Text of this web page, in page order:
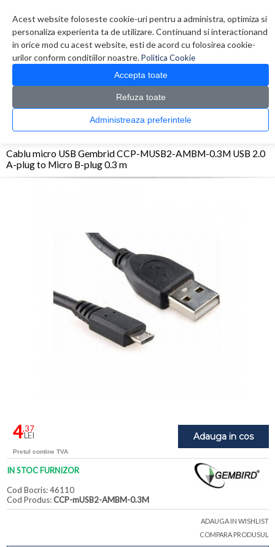
Acest website foloseste cookie-uri pentru a administra, optimiza si
personaliza experienta ta de utilizare. Continuand si interactionand
in orice mod cu acest website, esti de acord cu folosirea cookie-
urilor conform conditiilor noastre.Politica Cookie
Accepta toate
Refuza toate
Administreaza preferintele
0 produs(e)
CATALOG PRODUSE
> Adaptoare/Conectica > Cablu micro USB Gembrid CCP-
Cablu micro USB Gembrid CCP-MUSB2-AMBM-0.3M USB 2.0
A-plug to Micro B-plug 0.3 m
Adauga in cos
4,37
LEI
Pretul contine TVA
IN STOC FURNIZOR
Cod Bocris: 46110
Cod Produs:CCP-mUSB2-AMBM-0.3M
ADAUGA IN WISHLIST
COMPARA PRODUSUL